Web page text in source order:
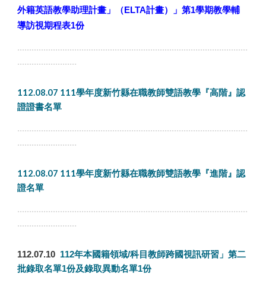
外籍英語教學助理計畫」（ELTA計畫）」第1學期教學輔
導訪視期程表1份
.................................................................................................
.........................
112.08.07 111學年度新竹縣在職教師雙語教學『高階』認
證證書名單
.................................................................................................
.........................
112.08.07 111學年度新竹縣在職教師雙語教學『進階』認
證名單
.................................................................................................
.........................
112.07.10 112年本國籍領域/科目教師跨國視訊研習」第二
批錄取名單1份及錄取異動名單1份